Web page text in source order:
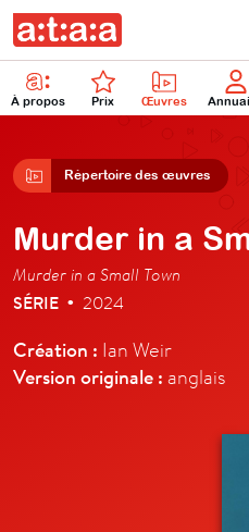
À propos Prix Œuvres
Répertoire des œuvres
Murder in a
Murder in a Small Town
SÉRIE • 2024
Création : Ian Weir
Version originale : anglais